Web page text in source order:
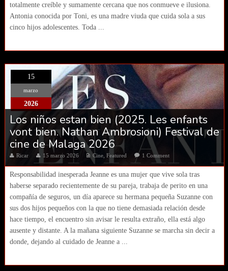
totalmente creíble y sumamente cercana que nos conmueve e ilusiona.
Antonia conocida por Toni, es una madre viuda que cuida sola a sus
cinco hijos adolescentes. Toda ...
15
marzo
2026
Los niños estan bien (2025. Les enfants
vont bien. Nathan Ambrosioni) Festival de
cine de Malaga 2026
Ricar 15 marzo 2026 Cine, Featured 1 Comment
Responsabilidad inesperada Jeanne es una mujer que vive sola tras
haberse separado recientemente de su pareja, trabaja de perito en una
compañía de seguros, un día aparece su hermana pequeña Suzanne con
sus dos hijos pequeños con la que no tiene demasiada relación desde
hace tiempo, el encuentro sin avisar le resulta extraño, ella está algo
ausente y distante. A la mañana siguiente Suzanne se marcha sin decir a
donde, dejando al cuidado de Jeanne a ...